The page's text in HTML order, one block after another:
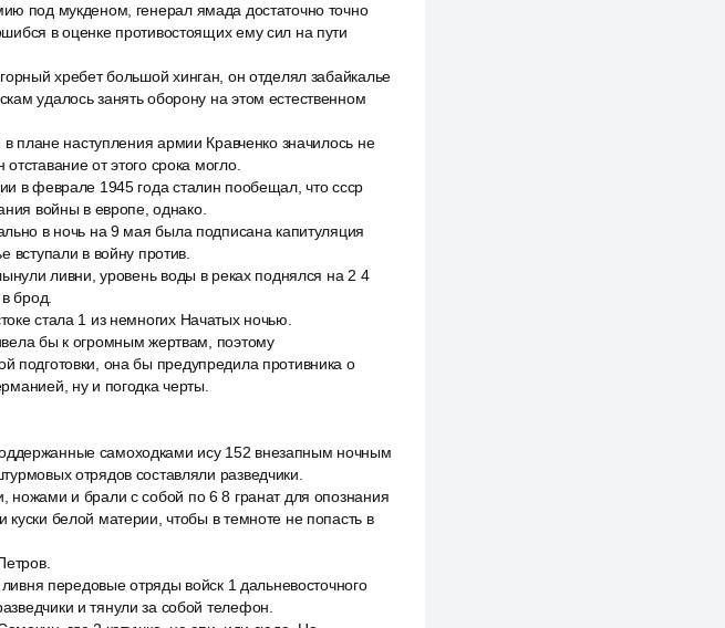
под мукденом, генерал ямада достаточно точно
в оценке противостоящих ему сил на пути
хребет большой хинган, он отделял забайкалье
удалось занять оборону на этом естественном
плане наступления армии Кравченко значилось не
от этого срока могло.
в феврале 1945 года сталин пообещал, что ссср
войны в европе, однако.
в ночь на 9 мая была подписана капитуляция
вступали в войну против.
ливни, уровень воды в реках поднялся на 2 4
брод.
стала 1 из немногих Начатых ночью.
бы к огромным жертвам, поэтому
подготовки, она бы предупредила противника о
ну и погодка черты.
самоходками ису 152 внезапным ночным
отрядов составляли разведчики.
и брали с собой по 6 8 гранат для опознания
белой материи, чтобы в темноте не попасть в
передовые отряды войск 1 дальневосточного
и тянули за собой телефон.